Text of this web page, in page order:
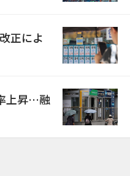
正によ
上昇…融